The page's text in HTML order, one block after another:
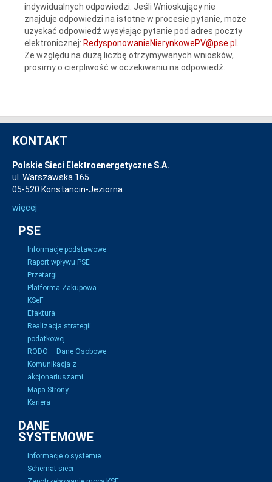
indywidualnych odpowiedzi. Jeśli Wnioskujący nie
znajduje odpowiedzi na istotne w procesie pytanie, może
uzyskać odpowiedź wysyłając pytanie pod adres poczty
elektronicznej: RedysponowanieNierynkowePV@pse.pl
Ze względu na dużą liczbę otrzymywanych wniosków,
prosimy o cierpliwość w oczekiwaniu na odpowiedź.
KONTAKT
Polskie Sieci Elektroenergetyczne S.A.
ul. Warszawska 165
05-520 Konstancin-Jeziorna
więcej
PSE
Informacje podstawowe
Raport wpływu PSE
Przetargi
Platforma Zakupowa
KSeF
Efaktura
Realizacja strategii
podatkowej
RODO – Dane Osobowe
Komunikacja z
akcjonariuszami
Mapa Strony
Kariera
DANE
SYSTEMOWE
Informacje o systemie
Schemat sieci